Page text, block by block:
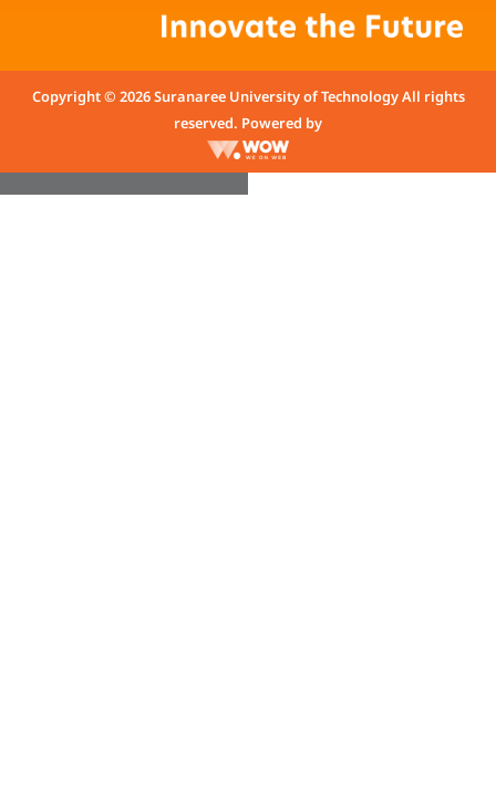
Copyright © 2026 Suranaree University of Technology All rights
reserved. Powered by